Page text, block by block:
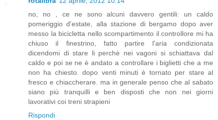
no, no , ce ne sono alcuni davvero gentili: un caldo
pomeriggio d'estate, alla stazione di bergamo dopo aver
messo la bicicletta nello scompartimento il controllore mi ha
chiuso il finestrino, fatto partire l'aria condizionata
dicendomi di stare li perchè nei vagoni si schiattava dal
caldo e poi se ne è andato a controllare i biglietti che a me
non ha chiesto. dopo venti minuti è tornato per stare al
fresco e chiaccherare. ma in generale penso che al sabato
siano più tranquilli e ben disposti che non nei giorni
lavorativi coi treni strapieni
Rispondi